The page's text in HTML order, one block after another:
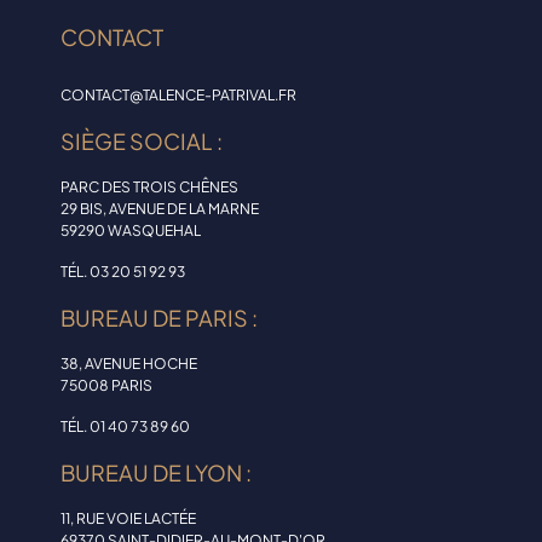
CONTACT
CONTACT@TALENCE-PATRIVAL.FR
SIÈGE SOCIAL :
PARC DES TROIS CHÊNES
29 BIS, AVENUE DE LA MARNE
59290 WASQUEHAL
TÉL. 03 20 51 92 93
BUREAU DE PARIS :
38, AVENUE HOCHE
75008 PARIS
TÉL. 01 40 73 89 60
BUREAU DE LYON :
11, RUE VOIE LACTÉE